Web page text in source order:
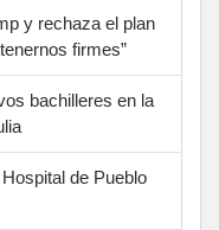
y rechaza el plan
firmes”
bachilleres en la
de Pueblo